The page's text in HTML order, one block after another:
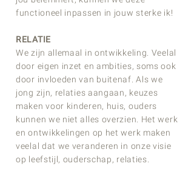
functioneel inpassen in jouw sterke ik!
RELATIE
We zijn allemaal in ontwikkeling. Veelal
door eigen inzet en ambities, soms ook
door invloeden van buitenaf. Als we
jong zijn, relaties aangaan, keuzes
maken voor kinderen, huis, ouders
kunnen we niet alles overzien. Het werk
en ontwikkelingen op het werk maken
veelal dat we veranderen in onze visie
op leefstijl, ouderschap, relaties.